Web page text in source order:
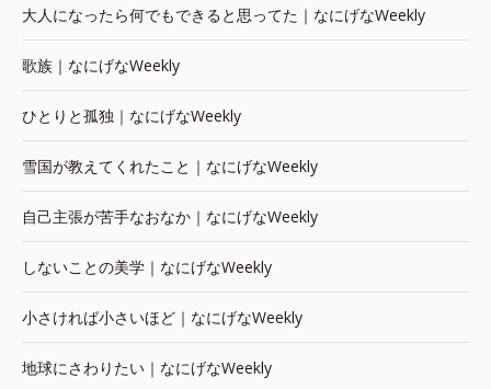
大人になったら何でもできると思ってた｜なにげなWeekly
歌族｜なにげなWeekly
ひとりと孤独｜なにげなWeekly
雪国が教えてくれたこと｜なにげなWeekly
自己主張が苦手なおなか｜なにげなWeekly
しないことの美学｜なにげなWeekly
小さければ小さいほど｜なにげなWeekly
地球にさわりたい｜なにげなWeekly